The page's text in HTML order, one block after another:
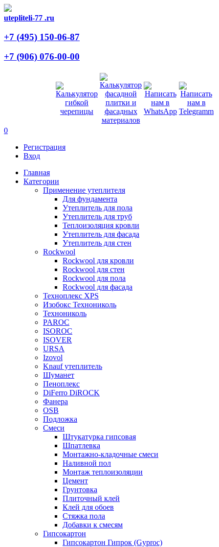
utepliteli-77 .ru
+7 (495) 150-06-87
+7 (906) 076-00-00
0
Регистрация
Вход
Главная
Категории
Применение утеплителя
Для фундамента
Утеплитель для пола
Утеплитель для труб
Теплоизоляция кровли
Утеплитель для фасада
Утеплитель для стен
Rockwool
Rockwool для кровли
Rockwool для стен
Rockwool для пола
Rockwool для фасада
Техноплекс XPS
Изобокс Технониколь
Технониколь
PAROC
ISOROC
ISOVER
URSA
Izovol
Knauf утеплитель
Шуманет
Пеноплекс
DiFerro DiROCK
Фанера
OSB
Подложка
Смеси
Штукатурка гипсовая
Шпатлевка
Монтажно-кладочные смеси
Наливной пол
Монтаж теплоизоляции
Цемент
Грунтовка
Плиточный клей
Клей для обоев
Стяжка пола
Добавки к смесям
Гипсокартон
Гипсокартон Гипрок (Gyproc)